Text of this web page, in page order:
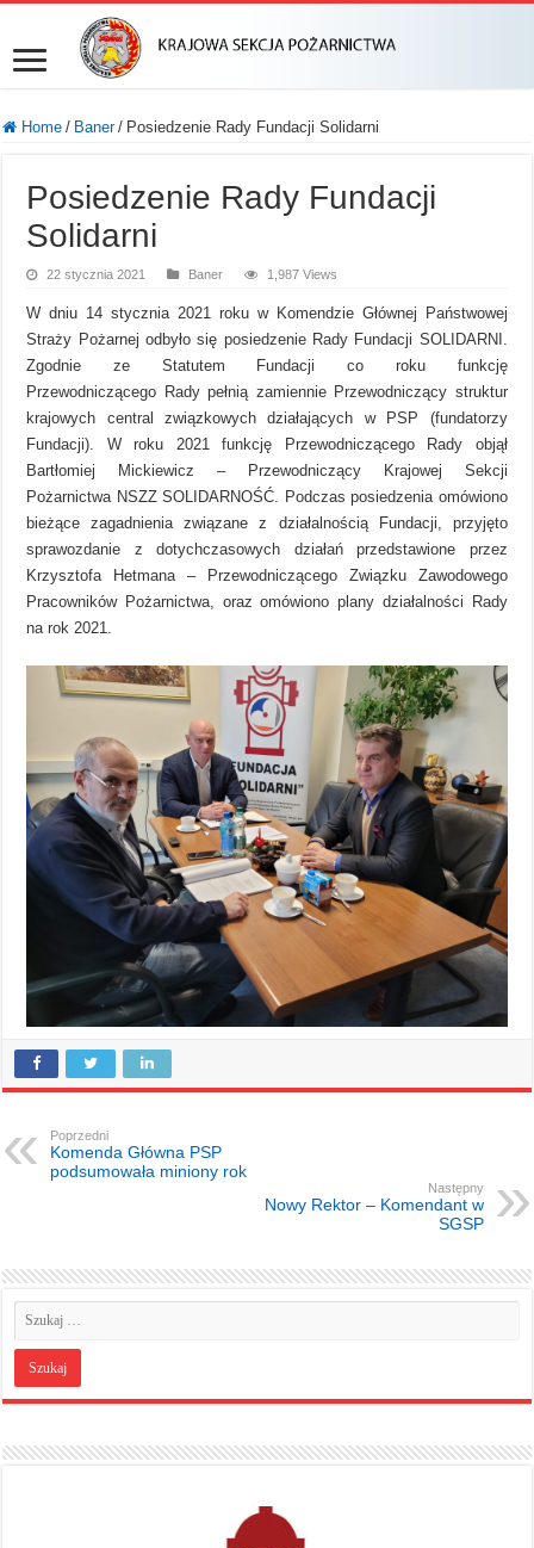
Home / Baner / Posiedzenie Rady Fundacji Solidarni
Posiedzenie Rady Fundacji
Solidarni
22 stycznia 2021 Baner 1,987 Views
W dniu 14 stycznia 2021 roku w Komendzie Głównej Państwowej
Straży Pożarnej odbyło się posiedzenie Rady Fundacji SOLIDARNI.
Zgodnie ze Statutem Fundacji co roku funkcję
Przewodniczącego Rady pełnią zamiennie Przewodniczący struktur
krajowych central związkowych działających w PSP (fundatorzy
Fundacji). W roku 2021 funkcję Przewodniczącego Rady objął
Bartłomiej Mickiewicz – Przewodniczący Krajowej Sekcji
Pożarnictwa NSZZ SOLIDARNOŚĆ. Podczas posiedzenia omówiono
bieżące zagadnienia związane z działalnością Fundacji, przyjęto
sprawozdanie z dotychczasowych działań przedstawione przez
Krzysztofa Hetmana – Przewodniczącego Związku Zawodowego
Pracowników Pożarnictwa, oraz omówiono plany działalności Rady
na rok 2021.
Poprzedni
Komenda Główna PSP
podsumowała miniony rok
Następny
Nowy Rektor – Komendant w
SGSP